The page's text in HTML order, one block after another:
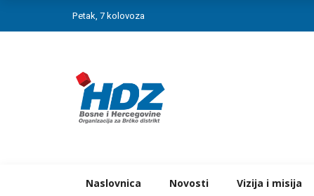
Petak, 7 kolovoza
Naslovnica Novosti Vizija i misija